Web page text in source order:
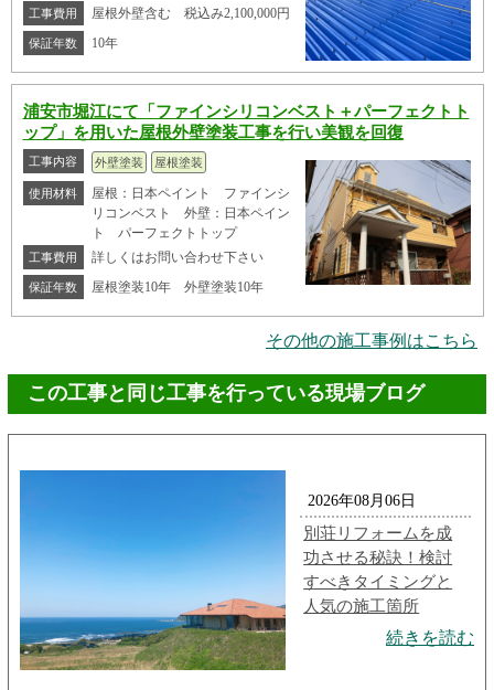
工事費用 屋根外壁含む 税込み2,100,000円
保証年数 10年
浦安市堀江にて「ファインシリコンベスト＋パーフェクトト
ップ」を用いた屋根外壁塗装工事を行い美観を回復
工事内容 外壁塗装 屋根塗装
使用材料
屋根：日本ペイント ファインシ
リコンベスト 外壁：日本ペイン
ト パーフェクトトップ
工事費用 詳しくはお問い合わせ下さい
保証年数 屋根塗装10年 外壁塗装10年
その他の施工事例はこちら
この工事と同じ工事を行っている現場ブログ
2026年08月06日
別荘リフォームを成
功させる秘訣！検討
すべきタイミングと
人気の施工箇所
続きを読む